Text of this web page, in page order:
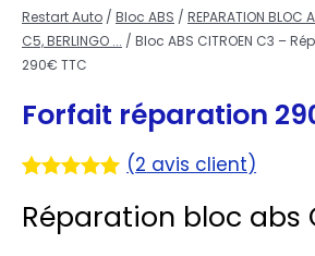
Restart Auto / Bloc ABS / REPARATION BLOC
C5, BERLINGO ... / Bloc ABS CITROEN C3 –
290€ TTC
Forfait réparation
sur 5
basé sur
(2 avis client)
Réparation bloc abs